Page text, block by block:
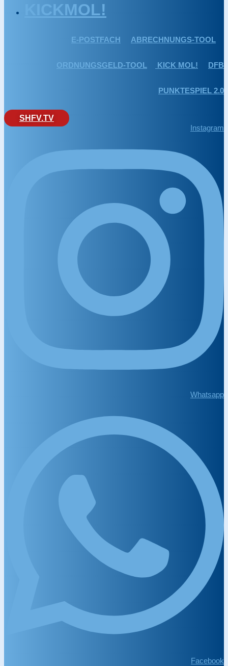
KICKMOL!
E-POSTFACH ABRECHNUNGS-TOOL
ORDNUNGSGELD-TOOL KICK MOL! DFB
PUNKTESPIEL 2.0
SHFV.TV
Instagram
Whatsapp
Facebook